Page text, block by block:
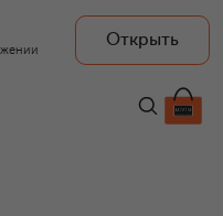
Открыть
83 400 ₽